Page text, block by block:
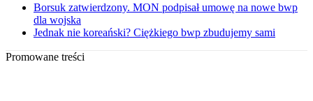
Borsuk zatwierdzony. MON podpisał umowę na nowe bwp
dla wojska
Jednak nie koreański? Ciężkiego bwp zbudujemy sami
Promowane treści